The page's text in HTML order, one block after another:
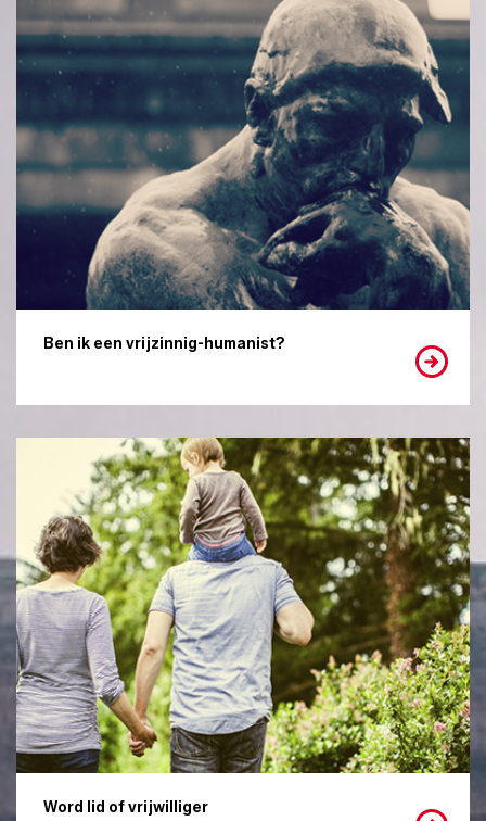
Ben ik een vrijzinnig-humanist?
Word lid of vrijwilliger